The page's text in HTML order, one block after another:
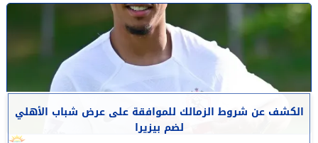
الكشف عن شروط الزمالك للموافقة على عرض شباب الأهلي
لضم بيزيرا